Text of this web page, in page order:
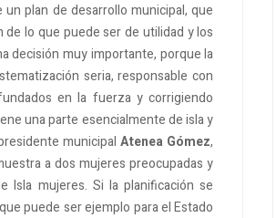
plan de desarrollo municipal, que
lo que puede ser de utilidad y los
decisión muy importante, porque la
seria, responsable con
en la fuerza y corrigiendo
una parte esencialmente de isla y
municipalAtenea Gómez,
a dos mujeres preocupadas y
Isla mujeres. Si la planificación se
puede ser ejemplo para el Estado